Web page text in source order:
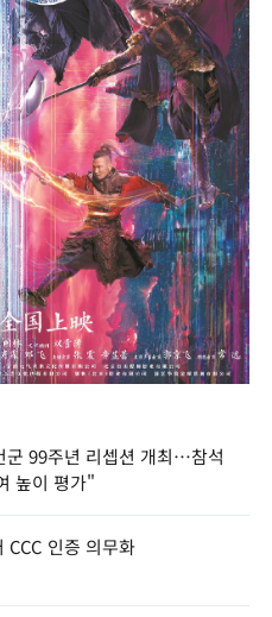
군 99주년 리셉션 개최…참석
높이 평가"
CCC 인증 의무화